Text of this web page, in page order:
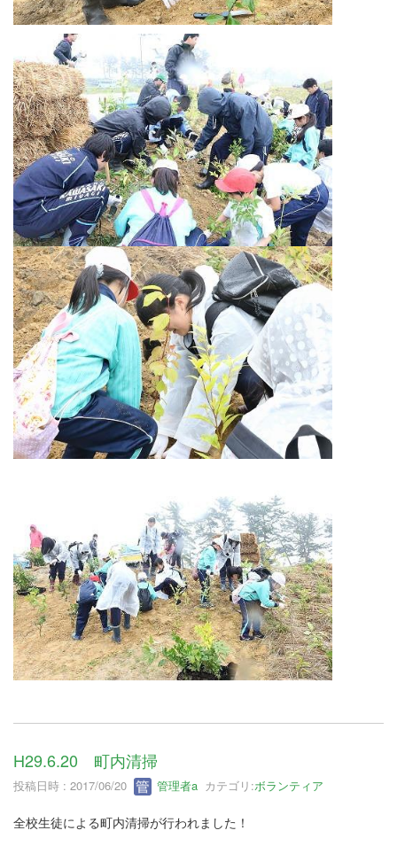
H29.6.20 町内清掃
投稿日時 : 2017/06/20 管理者a カテゴリ:ボランティア
全校生徒による町内清掃が行われました！